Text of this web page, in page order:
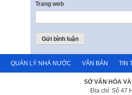
Trang web
QUẢN LÝ NHÀ NƯỚC VĂN BẢN TIN
SỞ VĂN HÓA
Địa chỉ: Số 47